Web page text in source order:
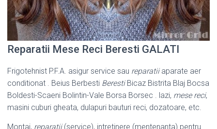
Reparatii Mese Reci Beresti GALATI
Frigotehnist P.F.A. asigur service sau reparatiiaparate aer
conditionat . Beius Berbesti BerestiBicaz Bistrita Blaj Bocsa
Boldesti-Scaeni Bolintin-Vale Borsa Borsec . lazi, mese reci,
masini cuburi gheata, dulapuri bauturi reci, dozatoare, etc.
Montaj, reparatii(service), intretinere (mentenanta) pentru